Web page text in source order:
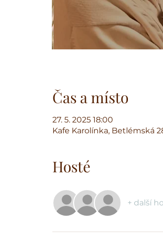
Čas a místo
27. 5. 2025 18:00
Kafe Karolínka, Betlémská
Hosté
+ další